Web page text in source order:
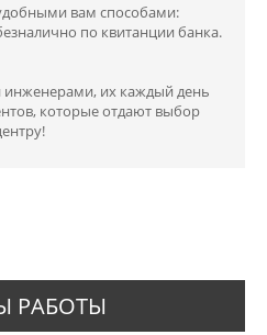
вам способами:
по квитанции банка.
их каждый день
которые отдают выбор
РАБОТЫ